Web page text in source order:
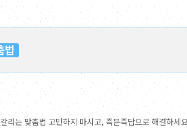
리는 맞춤법 고민하지 마시고, 즉문즉답으로 해결하세